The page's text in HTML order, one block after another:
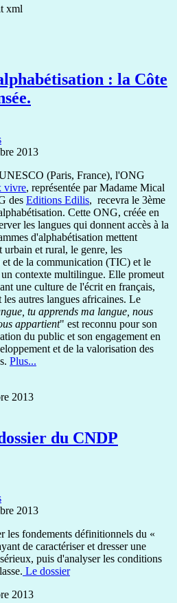
xml
: la Côte
2013
(Paris, France), l'ONG
vivre, représentée par Madame Mical
des Editions Edilis, recevra le 3ème
Cette ONG, créée en
les langues qui donnent accès à la
d'alphabétisation mettent
urbain et rural, le genre, les
de la communication (TIC) et le
contexte multilingue. Elle promeut
une culture de l'écrit en français,
les autres langues africaines. Le
tu apprends ma langue, nous
appartient" est reconnu pour son
du public et son engagement en
et de la valorisation des
Plus...
2013
du CNDP
2013
les fondements définitionnels du «
de caractériser et dresser une
puis d'analyser les conditions
Le dossier
2013